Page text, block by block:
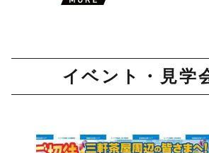
イベント・見学